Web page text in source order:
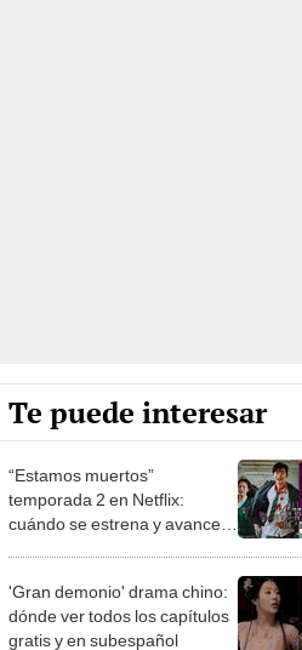
Te puede interesar
“Estamos muertos”
temporada 2 en Netflix:
cuándo se estrena y avances
'Gran demonio' drama chino:
dónde ver todos los capítulos
gratis y en subespañol